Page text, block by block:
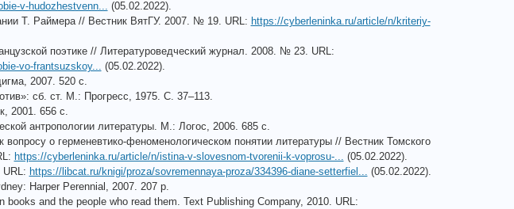
v-hudozhestvenn... (05.02.2022).
Т. Раймера // Вестник ВятГУ. 2007. № 19. URL: https://cyberleninka.ru/article/n/kriteriy-
поэтике // Литературоведческий журнал. 2008. № 23. URL:
vo-frantsuzskoy... (05.02.2022).
2007. 520 с.
сб. ст. М.: Прогресс, 1975. С. 37–113.
2001. 656 с.
антропологии литературы. М.: Логос, 2006. 685 с.
вопросу о герменевтико-феноменологическом понятии литературы // Вестник Томского
https://cyberleninka.ru/article/n/istina-v-slovesnom-tvorenii-k-voprosu-... (05.02.2022).
https://libcat.ru/knigi/proza/sovremennaya-proza/334396-diane-setterfiel... (05.02.2022).
Harper Perennial, 2007. 207 p.
books and the people who read them. Text Publishing Company, 2010. URL: